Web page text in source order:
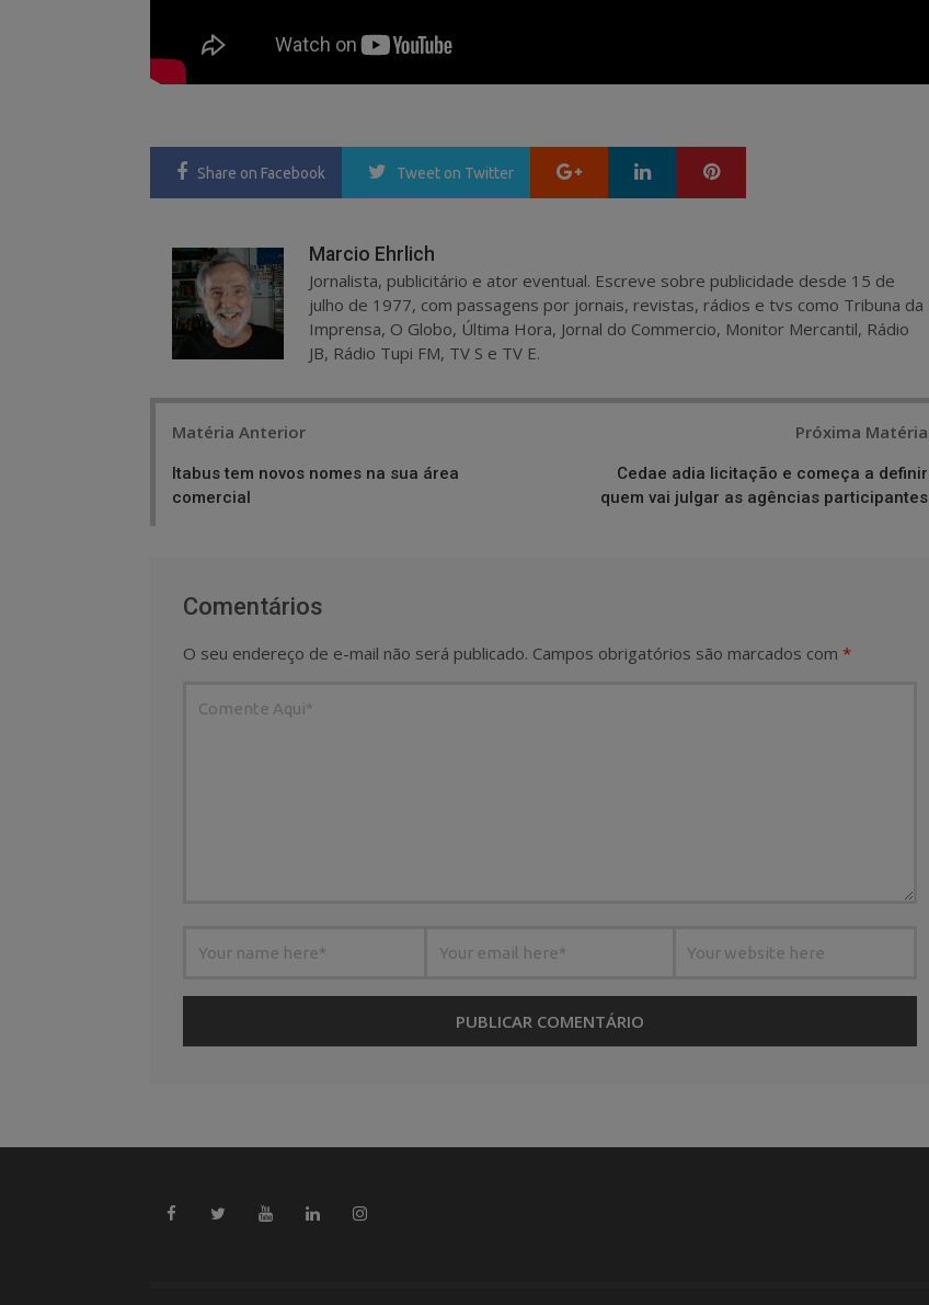
Share on Facebook Tweet on Twitter Google+ LinkedIn
Marcio Ehrlich
Jornalista, publicitário e ator eventual. Escreve sobre publicidade desde 15 de
julho de 1977, com passagens por jornais, revistas, rádios e tvs como Tribuna da
Imprensa, O Globo, Última Hora, Jornal do Commercio, Monitor Mercantil, Rádio
JB, Rádio Tupi FM, TV S e TV E.
Matéria Anterior
Itabus tem novos nomes na sua área
comercial
Próxima Matéria
Cedae adia licitação e começa a definir
quem vai julgar as agências participantes
Comentários
O seu endereço de e-mail não será publicado. Campos obrigatórios são marcados com *